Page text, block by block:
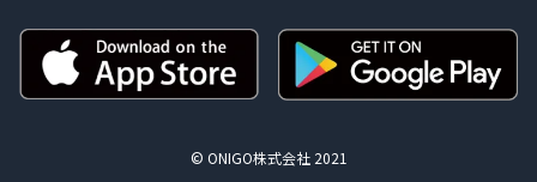
© ONIGO株式会社 2021